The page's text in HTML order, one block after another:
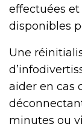
effectuées
disponibles
Une
aider en cas
minutes ou